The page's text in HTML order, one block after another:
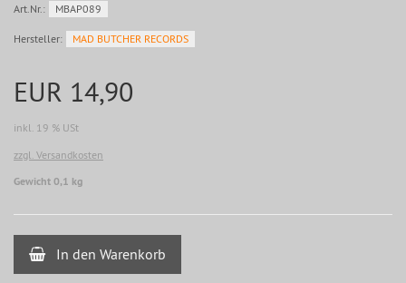
Art.Nr.: MBAP089
Hersteller: MAD BUTCHER RECORDS
EUR 14,90
inkl. 19 % USt
zzgl. Versandkosten
Gewicht 0,1 kg
In den Warenkorb